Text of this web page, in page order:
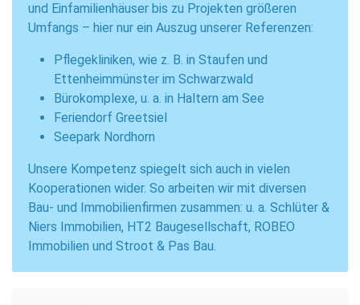
und Einfamilienhäuser bis zu Projekten größeren
Umfangs – hier nur ein Auszug unserer Referenzen:
Pflegekliniken, wie z. B. in Staufen und
Ettenheimmünster im Schwarzwald
Bürokomplexe, u. a. in Haltern am See
Feriendorf Greetsiel
Seepark Nordhorn
Unsere Kompetenz spiegelt sich auch in vielen
Kooperationen wider. So arbeiten wir mit diversen
Bau- und Immobilienfirmen zusammen: u. a. Schlüter &
Niers Immobilien, HT2 Baugesellschaft, ROBEO
Immobilien und Stroot & Pas Bau.